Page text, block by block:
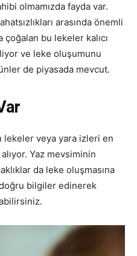
olmamızda fayda var.
arasında önemli
çoğalan bu lekeler kalıcı
ve leke oluşumunu
de piyasada mevcut.
veya yara izleri en
Yaz mevsiminin
da leke oluşmasına
bilgiler edinerek